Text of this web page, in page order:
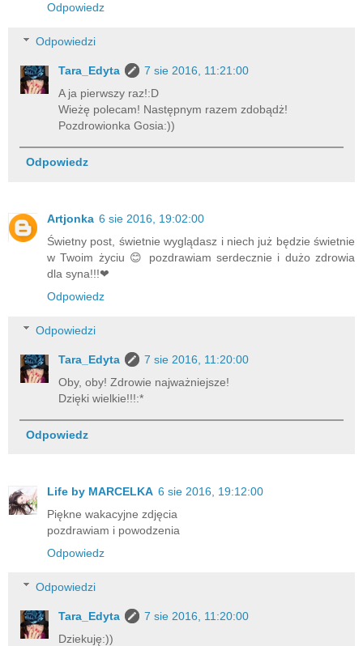
Odpowiedz
Odpowiedzi
Tara_Edyta
7 sie 2016, 11:21:00
A ja pierwszy raz!:D
Wieżę polecam! Następnym razem zdobądż!
Pozdrowionka Gosia:))
Odpowiedz
Artjonka 6 sie 2016, 19:02:00
Świetny post, świetnie wyglądasz i niech już będzie świetnie
w Twoim życiu 😊 pozdrawiam serdecznie i dużo zdrowia
dla syna!!!❤
Odpowiedz
Odpowiedzi
Tara_Edyta
7 sie 2016, 11:20:00
Oby, oby! Zdrowie najważniejsze!
Dzięki wielkie!!!:*
Odpowiedz
Life by MARCELKA 6 sie 2016, 19:12:00
Piękne wakacyjne zdjęcia
pozdrawiam i powodzenia
Odpowiedz
Odpowiedzi
Tara_Edyta
7 sie 2016, 11:20:00
Dziekuję:))